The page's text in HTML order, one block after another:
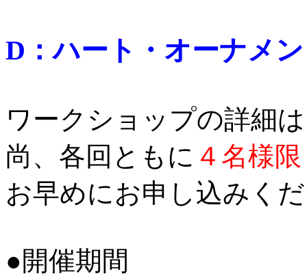
D：ハート・オーナメ
ワークショップの詳細
尚、各回ともに ４名様
お早めにお申し込みく
●開催期間